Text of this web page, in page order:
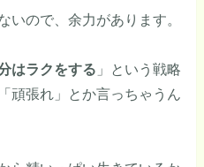
いので、余力があります。
はラクをする 」という戦略
頑張れ」とか言っちゃうん